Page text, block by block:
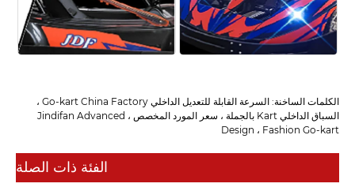
الكلمات الساخنة: السرعة القابلة للتعديل الداخلي Go-kart China Factory ،
السباق الداخلي Kart بالجملة ، سعر المورد المخصص ، Jindifan Advanced
Design ، Fashion Go-kart
الفئة ذات الصلة